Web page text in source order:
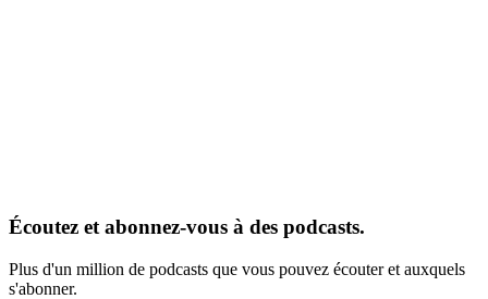
Écoutez et abonnez-vous à des podcasts.
Plus d'un million de podcasts que vous pouvez écouter et auxquels
s'abonner.